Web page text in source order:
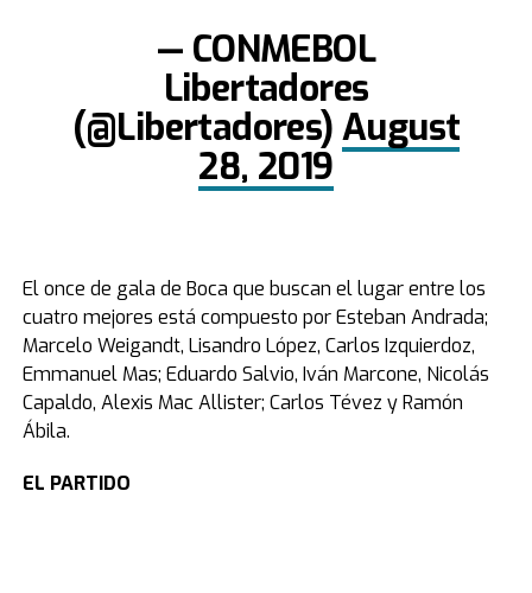
— CONMEBOL
Libertadores
(@Libertadores) August
28, 2019
El once de gala de Boca que buscan el lugar entre los
cuatro mejores está compuesto por Esteban Andrada;
Marcelo Weigandt, Lisandro López, Carlos Izquierdoz,
Emmanuel Mas; Eduardo Salvio, Iván Marcone, Nicolás
Capaldo, Alexis Mac Allister; Carlos Tévez y Ramón
Ábila.
EL PARTIDO